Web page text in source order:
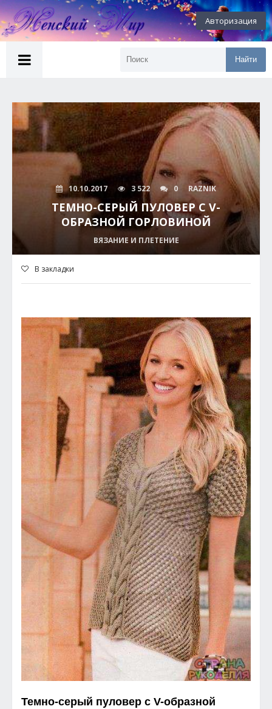
Авторизация
Найти
10.10.2017 3 522 0 RAZNIK
ТЕМНО-СЕРЫЙ ПУЛОВЕР С V-
ОБРАЗНОЙ ГОРЛОВИНОЙ
ВЯЗАНИЕ И ПЛЕТЕНИЕ
В закладки
Темно-серый пуловер с V-образной